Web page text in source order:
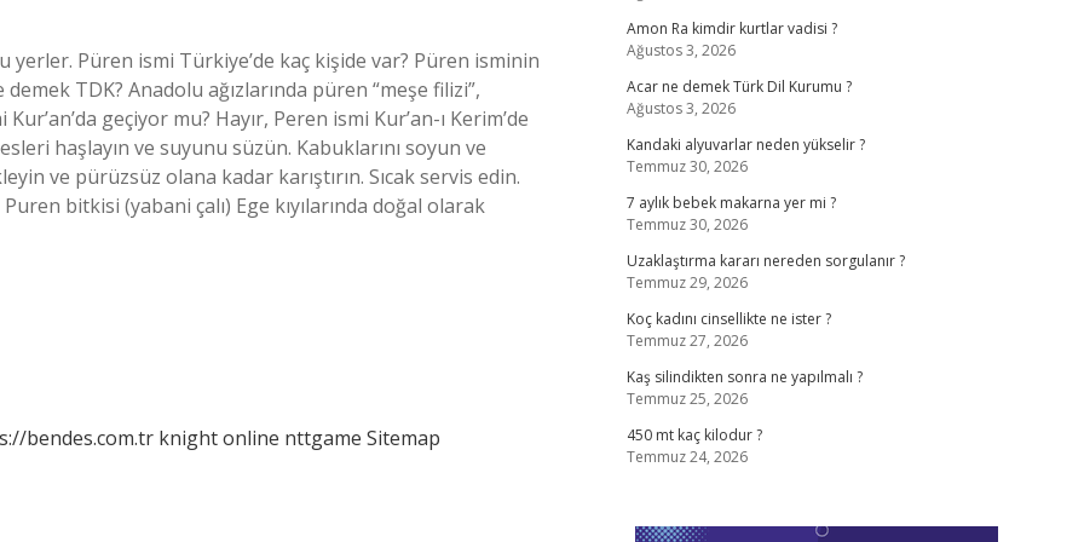
yerler. Püren ismi Türkiye’de kaç kişide var? Püren isminin
TDK? Anadolu ağızlarında püren “meşe filizi”,
geçiyor mu? Hayır, Peren ismi Kur’an-ı Kerim’de
haşlayın ve suyunu süzün. Kabuklarını soyun ve
ve pürüzsüz olana kadar karıştırın. Sıcak servis edin.
bitkisi (yabani çalı) Ege kıyılarında doğal olarak
bendes.com.tr knight online nttgame Sitemap
Amon Ra kimdir kurtlar vadisi ?
Ağustos 3, 2026
Acar ne demek Türk Dil Kurumu ?
Ağustos 3, 2026
Kandaki alyuvarlar neden yükselir ?
Temmuz 30, 2026
7 aylık bebek makarna yer mi ?
Temmuz 30, 2026
Uzaklaştırma kararı nereden sorgulanır ?
Temmuz 29, 2026
Koç kadını cinsellikte ne ister ?
Temmuz 27, 2026
Kaş silindikten sonra ne yapılmalı ?
Temmuz 25, 2026
450 mt kaç kilodur ?
Temmuz 24, 2026